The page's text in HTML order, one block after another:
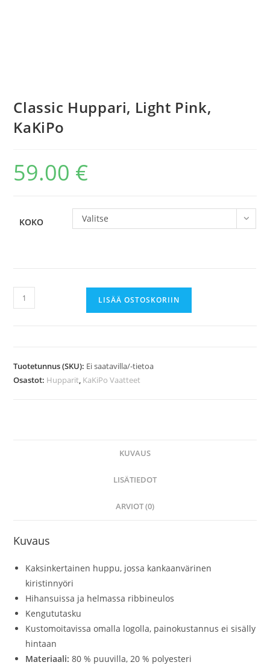
Classic Huppari, Light Pink,
KaKiPo
59.00 €
KOKO Valitse
Classic
Huppari,
määrä
LISÄÄ OSTOSKORIIN
Tuotetunnus (SKU): Ei saatavilla/-tietoa
Osastot: Hupparit, KaKiPo Vaatteet
KUVAUS
LISÄTIEDOT
ARVIOT (0)
Kuvaus
Kaksinkertainen huppu, jossa kankaanvärinen
kiristinnyöri
Hihansuissa ja helmassa ribbineulos
Kengututasku
Kustomoitavissa omalla logolla, painokustannus ei sisälly
hintaan
Materiaali: 80 % puuvilla, 20 % polyesteri